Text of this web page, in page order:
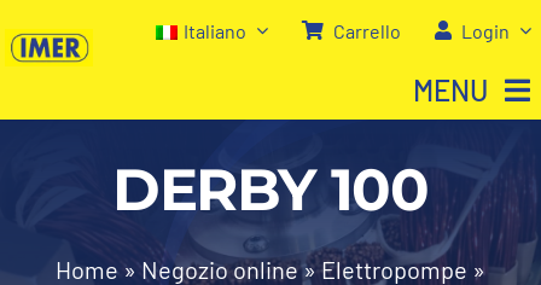
al
Italiano Carrello Login
MENU
Negozio
DERBY 100
Home »Negozio online»Elettropompe »